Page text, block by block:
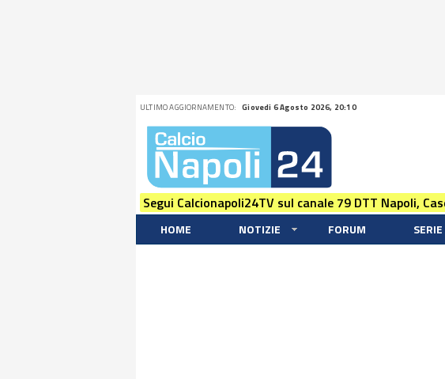
ULTIMO AGGIORNAMENTO: Giovedi 6 Agosto 2026, 20:10
Segui Calcionapoli24TV sul canale 79 DTT Napoli,
HOME NOTIZIE FORUM